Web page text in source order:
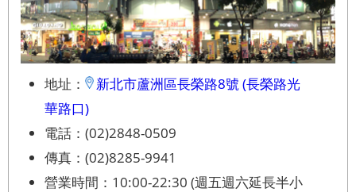
地址：
新北市蘆洲區長榮路8號 (長榮路光
華路口)
電話：(02)2848-0509
傳真：(02)8285-9941
營業時間：10:00-22:30 (週五週六延長半小